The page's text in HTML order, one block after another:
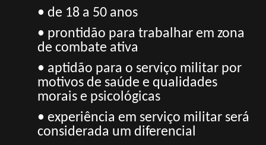
• de 18 a 50 anos
• prontidão para trabalhar em zona
de combate ativa
• aptidão para o serviço militar por
motivos de saúde e qualidades
morais e psicológicas
• experiência em serviço militar será
considerada um diferencial